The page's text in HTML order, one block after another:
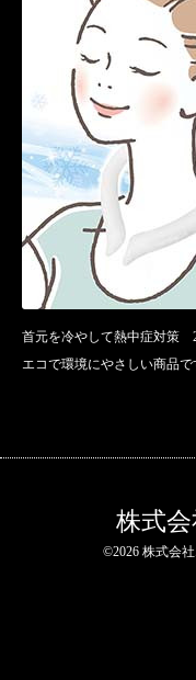
首元を冷やして熱中症対策
エコで環境にやさしい商品で
株式
©2026 株式会